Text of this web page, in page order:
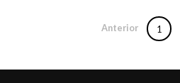
Anterior 1